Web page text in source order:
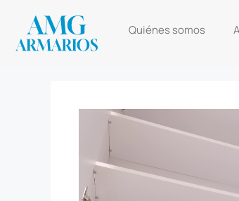
Quiénes somos